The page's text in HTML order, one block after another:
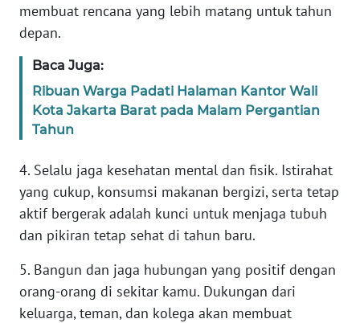
membuat rencana yang lebih matang untuk tahun
depan.
Baca Juga:
Ribuan Warga Padati Halaman Kantor Wali
Kota Jakarta Barat pada Malam Pergantian
Tahun
4. Selalu jaga kesehatan mental dan fisik. Istirahat
yang cukup, konsumsi makanan bergizi, serta tetap
aktif bergerak adalah kunci untuk menjaga tubuh
dan pikiran tetap sehat di tahun baru.
5. Bangun dan jaga hubungan yang positif dengan
orang-orang di sekitar kamu. Dukungan dari
keluarga, teman, dan kolega akan membuat
SULTRA
NTB
WN
SULTENG
WN
SULBAR
WN
BABEL
WN
SUMBAR